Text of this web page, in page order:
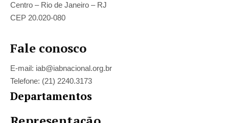
Centro – Rio de Janeiro – RJ
CEP 20.020-080
Fale conosco
E-mail: iab@iabnacional.org.br
Telefone: (21) 2240.3173
Departamentos